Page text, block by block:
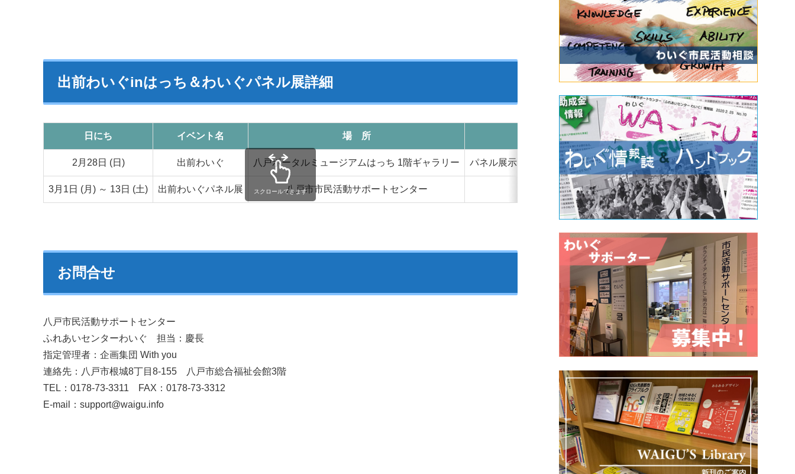
出前わいぐinはっち＆わいぐパネル展詳細
日にち イベント名 場 所 内 容
2月28日 (日) 出前わいぐ 八戸ポータルミュージアムはっち 1階ギャラリー パネル展示・登録団体PR・チラシ設置・リーフレット設置
3月1日 (月) ～ 13日 (土) 出前わいぐパネル展 八戸市市民活動サポートセンター パネル展示
スクロールできます
お問合せ
八戸市民活動サポートセンター
ふれあいセンターわいぐ 担当：慶長
指定管理者：企画集団 With you
連絡先：八戸市根城8丁目8-155 八戸市総合福祉会館3階
TEL：0178-73-3311 FAX：0178-73-3312
E-mail：support@waigu.info